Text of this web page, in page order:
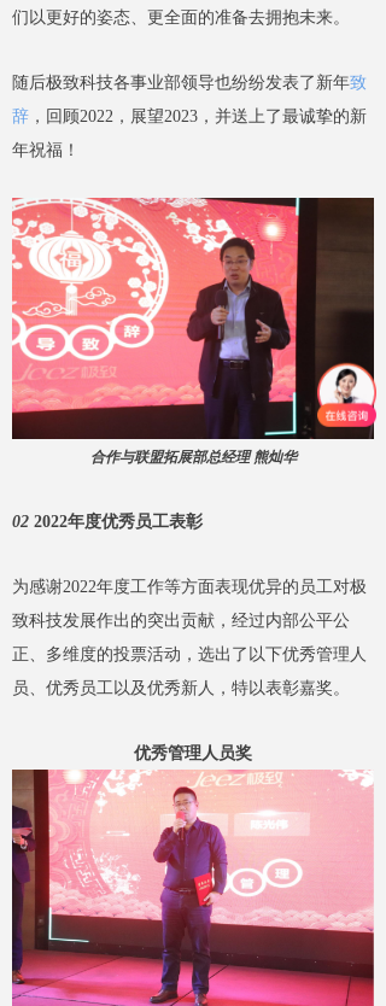
们以更好的姿态、更全面的准备去拥抱未来。
随后极致科技各事业部领导也纷纷发表了新年致
辞 ，回顾2022，展望2023，并送上了最诚挚的新
年祝福！
合作与联盟拓展部总经理 熊灿华
02 2022年度优秀员工表彰
为感谢2022年度工作等方面表现优异的员工对极
致科技发展作出的突出贡献，经过内部公平公
正、多维度的投票活动，选出了以下优秀管理人
员、优秀员工以及优秀新人，特以表彰嘉奖。
优秀管理人员奖